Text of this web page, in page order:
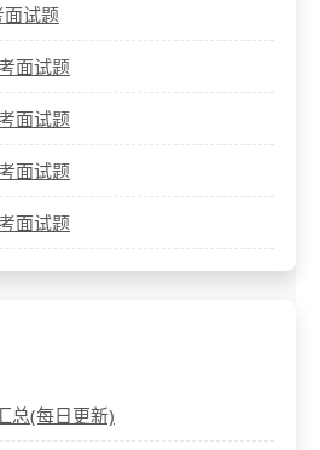
试题
面试题
面试题
面试题
面试题
总(每日更新)